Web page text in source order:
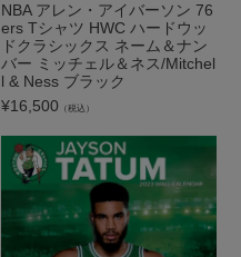
NBA アレン・アイバーソン 76
ers Tシャツ HWC ハードウッ
ドクラシックス ネーム＆ナン
バー ミッチェル＆ネス/Mitchel
l & Ness ブラック
¥16,500 （税込）